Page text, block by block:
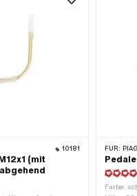
10181
(mit
FÜR:
Farbe: